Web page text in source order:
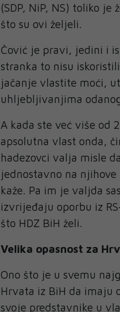
(SDP, NiP, NS) toliko
što su ovi željeli.
Čović je pravi, jedini i
stranka to nisu
jačanje vlastite moći,
uhljebljivanjima
A kada ste već više od
apsolutna vlast onda,
hadezovci valja misle
jednostavno na
kaže. Pa im je valjda
izvrijeđaju oporbu iz
što HDZ BiH želi.
Velika opasnost za
Ono što je u svemu
Hrvata iz BiH da imaju
svoje predstavnike u